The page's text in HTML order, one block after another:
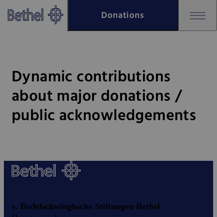
Skip to main content
Skip to footer
Donations
Dynamic contributions
about major donations /
public acknowledgements
v. Bodelschwinghsche Stiftungen Bethel